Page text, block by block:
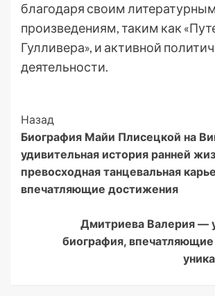
благодаря своим литературным
произведениям, таким как
Гулливера», и активной
деятельности.
Post
Navigation
Назад
Биография Майи Плисецкой на
удивительная история ранней
превосходная танцевальная
впечатляющие достижения
Дмитриева Валерия —
биография,